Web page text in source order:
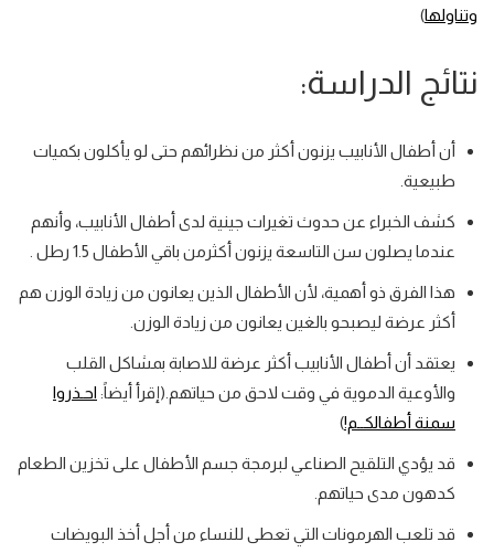
وتناولها)
نتائج الدراسة:
أن أطفال الأنابيب يزنون أكثر من نظرائهم حتى لو يأكلون بكميات
طبيعية.
كشف الخبراء عن حدوث تغيرات جينية لدى أطفال الأنابيب، وأنهم
عندما يصلون سن التاسعة يزنون أكثرمن باقي الأطفال 1.5 رطل .
هذا الفرق ذو أهمية، لأن الأطفال الذين يعانون من زيادة الوزن هم
أكثر عرضة ليصبحو بالغين يعانون من زيادة الوزن.
يعتقد أن أطفال الأنابيب أكثر عرضة للاصابة بمشاكل القلب
والأوعية الدموية في وقت لاحق من حياتهم. (إقرأ أيضاً: احـذروا
سمنة أطفالكــم!)
قد يؤدي التلقيح الصناعي لبرمجة جسم الأطفال على تخزين الطعام
كدهون مدى حياتهم.
قد تلعب الهرمونات التي تعطى للنساء من أجل أخذ البويضات